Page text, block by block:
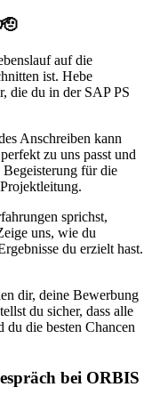
auf die
ist. Hebe
die du in der SAP PS
Anschreiben kann
zu uns passt und
für die
sprichst,
uns, wie du
du erzielt hast.
dir, deine Bewerbung
du sicher, dass alle
du die besten Chancen
bei ORBIS